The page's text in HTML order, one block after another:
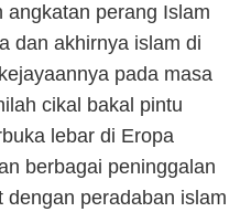
angkatan perang Islam
dan akhirnya islam di
pada masa
cikal bakal pintu
lebar di Eropa
berbagai peninggalan
peradaban islam